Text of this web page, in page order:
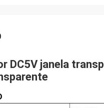
DC5V janela